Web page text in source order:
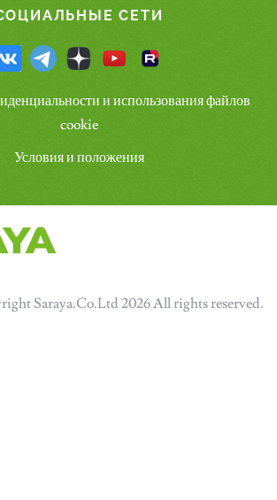
СЕТИ
и использования файлов
cookie
Условия и положения
Saraya.Co.Ltd 2026 All rights reserved.